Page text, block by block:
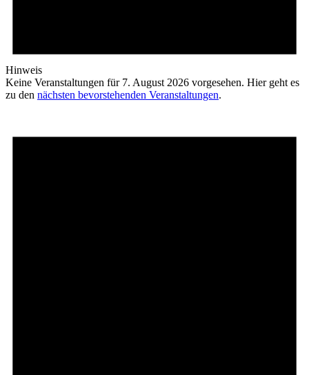
Hinweis
Keine Veranstaltungen für 7. August 2026 vorgesehen. Hier geht es
zu den nächsten bevorstehenden Veranstaltungen.